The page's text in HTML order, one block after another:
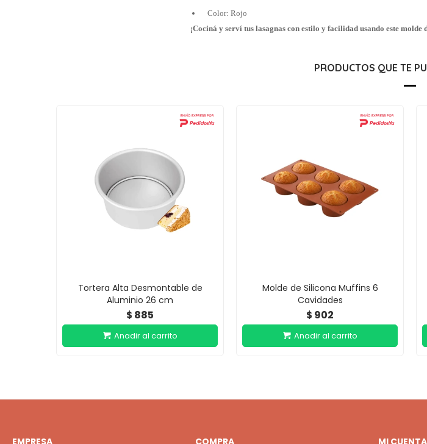
Color: Rojo
¡Cociná y serví tus lasagnas con estilo y facilidad usando este molde
PRODUCTOS QUE TE
Tortera Alta Desmontable de
Aluminio 26 cm
$ 885
Molde de Silicona Muffins 6
Cavidades
$ 902
EMPRESA COMPRA MI CUENTA